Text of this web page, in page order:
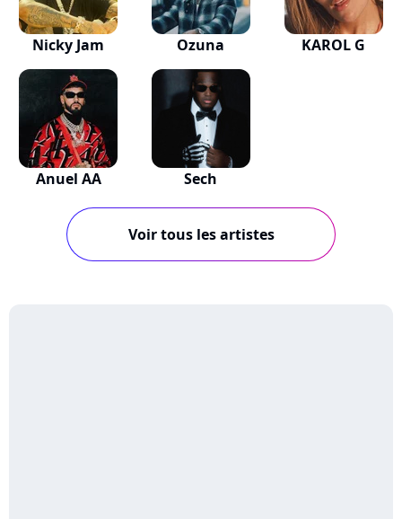
Nicky Jam Ozuna KAROL G
Anuel AA Sech
Voir tous les artistes